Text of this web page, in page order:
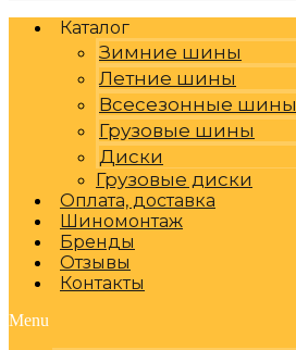
Каталог
Зимние шины
Летние шины
Всесезонные шины
Грузовые шины
Диски
Грузовые диски
Оплата, доставка
Шиномонтаж
Бренды
Отзывы
Контакты
Menu